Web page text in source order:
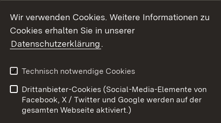
Kontakt
Barrierefreiheit
Impressum
Cookies
Wir verwenden Cookies. Weitere Informationen zu
Cookies erhalten Sie in unserer
Datenschutzerklärung.
Technisch notwendige Cookies
Drittanbieter-Cookies (Social-Media-Elemente von
Facebook, X / Twitter und Google werden auf der
gesamten Webseite aktiviert.)